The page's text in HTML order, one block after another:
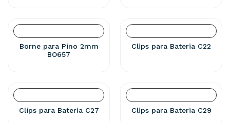
Borne para Pino 2mm
BO657
Clips para Bateria C22
Clips para Bateria C27 Clips para Bateria C29